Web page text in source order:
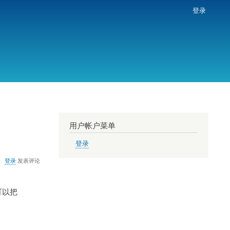
登录
登录发表评论
以把
用户帐户菜单
登录